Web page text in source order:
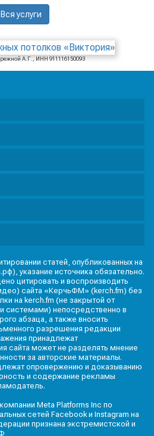
Вся услуги
А.Г., ИНН 911116150093
статей, опубликованных на
указание источника обязательно.
цитировать и воспроизводить
сайта «КерчьФМ» (kerch.fm) без
на kerch.fm (не закрытой от
системами) непосредственно в
абзаца, а также вносить
разрешения редакции
принадлежат
сайта может не разделять мнение
за авторские материалы.
опровержению и доказыванию
и содержание рекламы
Meta Platforms Inc по
сетей Facebook и Instagram на
признана экстремистской и